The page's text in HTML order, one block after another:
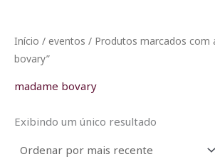
Início / eventos / Produtos marcados com
bovary”
madame bovary
Exibindo um único resultado